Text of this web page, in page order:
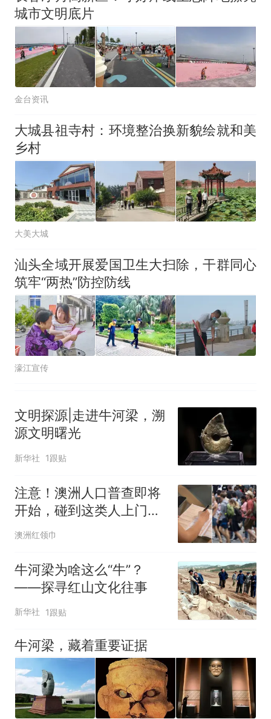
眼了……
十多万人报名的考试，成绩全
部作废，公平么？
空调24小时开着反而更省电？
电力部门回应
佛山一中学招聘物理教师，笔
试前13名均遭淘汰？教育局：
搜，网友：天塌了！
热
那个在床头放菜刀的女孩，
人生
城市文明底片
金台资讯
大城县祖寺村：环境整治换新貌绘就和美
乡村
大美大城
汕头全域开展爱国卫生大扫除，干群同心
筑牢“两热”防控防线
濠江宣传
文明探源|走进牛河梁，溯
源文明曙光
新华社 1跟贴
注意！澳洲人口普查即将
开始，碰到这类人上门千
万别信
澳洲红领巾
牛河梁为啥这么“牛”？
——探寻红山文化往事
新华社 1跟贴
牛河梁，藏着重要证据